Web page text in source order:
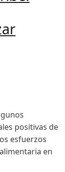
positivas de
esfuerzos
en